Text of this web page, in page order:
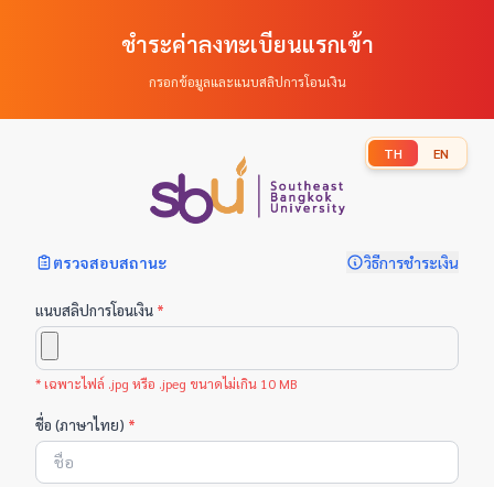
ชำระค่าลงทะเบียนแรกเข้า
กรอกข้อมูลและแนบสลิปการโอนเงิน
TH EN
ตรวจสอบสถานะ วิธีการชำระเงิน
แนบสลิปการโอนเงิน *
* เฉพาะไฟล์ .jpg หรือ .jpeg ขนาดไม่เกิน 10 MB
ชื่อ (ภาษาไทย) *